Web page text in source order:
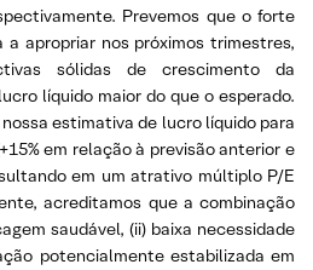
Prevemos que o forte
apropriar nos próximos trimestres,
sólidas de crescimento da
líquido maior do que o esperado.
estimativa de lucro líquido para
em relação à previsão anterior e
em um atrativo múltiplo P/E
acreditamos que a combinação
saudável, (ii) baixa necessidade
potencialmente estabilizada em